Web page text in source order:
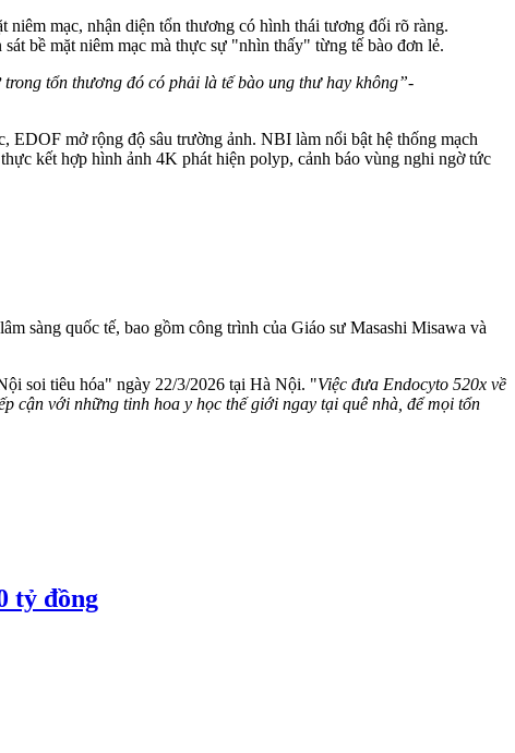
niêm mạc, nhận diện tổn thương có hình thái tương đối rõ ràng.
bề mặt niêm mạc mà thực sự "nhìn thấy" từng tế bào đơn lẻ.
tổn thương đó có phải là tế bào ung thư hay không”-
EDOF mở rộng độ sâu trường ảnh. NBI làm nổi bật hệ thống mạch
kết hợp hình ảnh 4K phát hiện polyp, cảnh báo vùng nghi ngờ tức
sàng quốc tế, bao gồm công trình của Giáo sư Masashi Misawa và
soi tiêu hóa" ngày 22/3/2026 tại Hà Nội. "Việc đưa Endocyto 520x về
cận với những tinh hoa y học thế giới ngay tại quê nhà, để mọi tổn
tỷ đồng